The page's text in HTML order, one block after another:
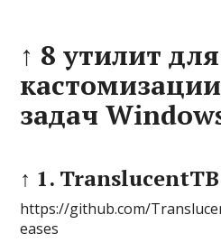
↑ 8 утилит для
задач
↑ 1. TranslucentTB
https://github.com/
eases